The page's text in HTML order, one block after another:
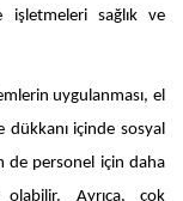
işletmeleri sağlık ve
uygulanması, el
dükkanı içinde sosyal
de personel için daha
olabilir. Ayrıca, çok